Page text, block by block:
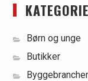
Børn og unge
Butikker